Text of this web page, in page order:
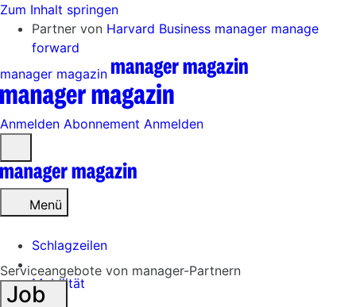
Zum Inhalt springen
Partner von Harvard Business manager manage
forward
manager magazin
Anmelden Abonnement Anmelden
öffnen
Menü
Schlagzeilen
Mobilität
Tech
Serviceangebote von manager-Partnern
Job